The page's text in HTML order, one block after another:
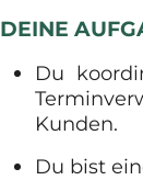
DEINE
Du
Kunden.
Du bist